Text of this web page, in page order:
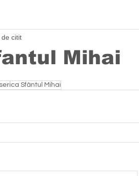
Mihai
de citit
Sfântul Mihai